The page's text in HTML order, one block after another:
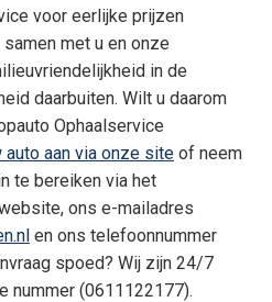
voor eerlijke prijzen
met u en onze
in de
daarbuiten. Wilt u daarom
Ophaalservice
auto aan via onze site of neem
te bereiken via het
ons e-mailadres
en ons telefoonnummer
spoed? Wij zijn 24/7
nummer (0611122177).